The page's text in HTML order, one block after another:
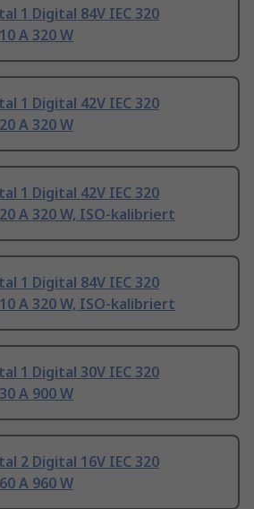
1 Digital 84V IEC 320
A 320 W
1 Digital 42V IEC 320
A 320 W
1 Digital 42V IEC 320
A 320 W, ISO-kalibriert
1 Digital 84V IEC 320
A 320 W, ISO-kalibriert
1 Digital 30V IEC 320
A 900 W
2 Digital 16V IEC 320
A 960 W